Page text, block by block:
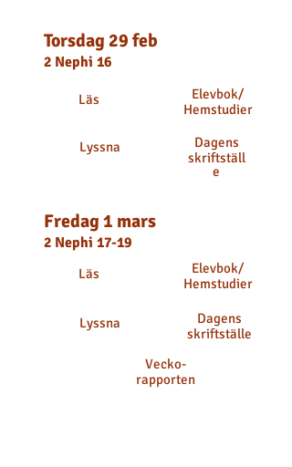
Torsdag 29 feb
2 Nephi 16
Läs
Lyssna
Elevbok/
Hemstudier
Dagens
skriftställ
e
Fredag 1 mars
2 Nephi 17-19
Läs Elevbok/
Hemstudier
Lyssna
Dagens
skriftställe
Vecko-
rapporten